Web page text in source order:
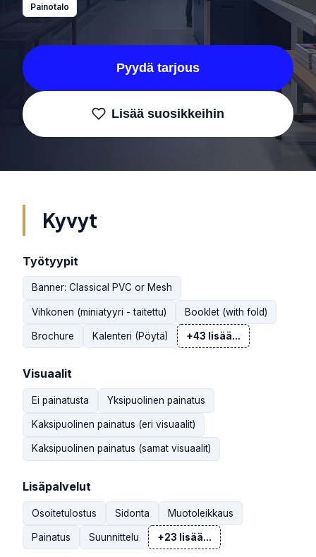
Painotalo
Pyydä tarjous
Lisää suosikkeihin
Kyvyt
Työtyypit
Banner: Classical PVC or Mesh
Vihkonen (miniatyyri - taitettu) Booklet (with fold)
Brochure Kalenteri (Pöytä) +43 lisää...
Visuaalit
Ei painatusta Yksipuolinen painatus
Kaksipuolinen painatus (eri visuaalit)
Kaksipuolinen painatus (samat visuaalit)
Lisäpalvelut
Osoitetulostus Sidonta Muotoleikkaus
Painatus Suunnittelu +23 lisää...